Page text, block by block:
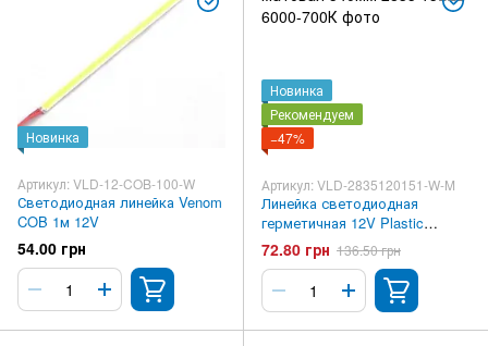
Новинка
Артикул: VLD-12-COB-100-W
Светодиодная линейка Venom
COB 1м 12V
54.00 грн
Новинка
Рекомендуем
−47%
Артикул: VLD-2835120151-W-M
Линейка светодиодная
герметичная 12V Plastic
матовая 540мм 2835 15LED
6000-700К
72.80 грн 136.50 грн